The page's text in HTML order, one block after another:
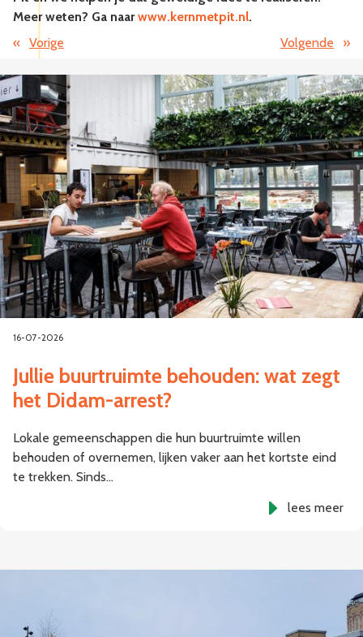
Meer weten? Ga naarwww.kernmetpit.nl.
« Vorige Volgende »
16-07-2026
Jullie buurtruimte behouden: wat zegt
het Didam-arrest?
Lokale gemeenschappen die hun buurtruimte willen
behouden of overnemen, lijken vaker aan het kortste eind
te trekken. Sinds…
lees meer